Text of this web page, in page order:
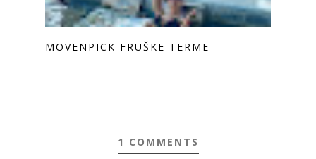
MOVENPICK FRUŠKE TERME
1 COMMENTS